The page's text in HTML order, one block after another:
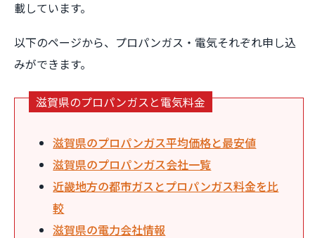
載しています。
以下のページから、プロパンガス・電気それぞれ申し込
みができます。
滋賀県のプロパンガスと電気料金
滋賀県のプロパンガス平均価格と最安値
滋賀県のプロパンガス会社一覧
近畿地方の都市ガスとプロパンガス料金を比
較
滋賀県の電力会社情報